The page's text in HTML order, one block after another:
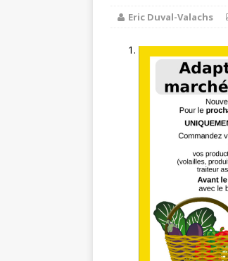
[ 17
DE LA
[ 3 août
Eric Duval-Valachs